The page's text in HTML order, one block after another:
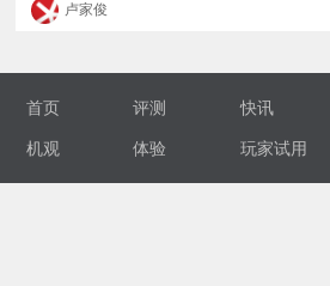
专
卢家俊
首页 评测 快讯
机观 体验 玩家试用